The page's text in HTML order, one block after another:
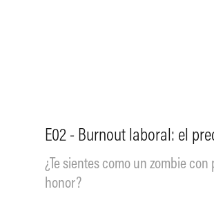
E02 - Burnout laboral: el
¿Te sientes como un zombie
honor?